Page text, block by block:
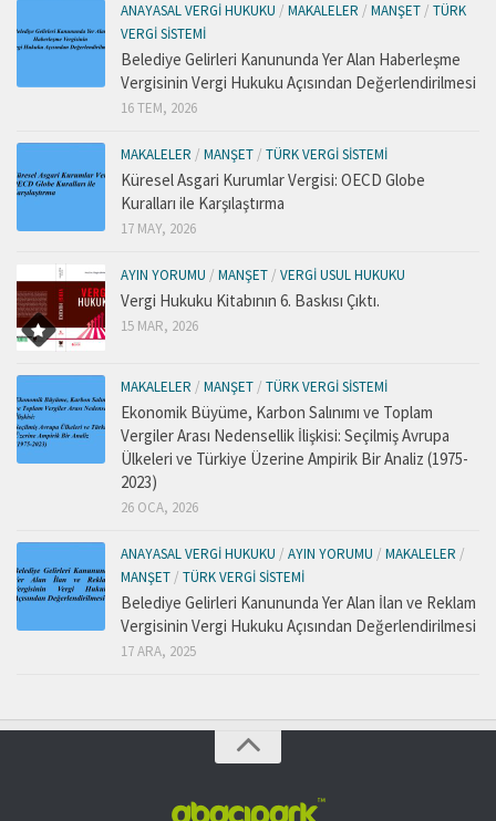
ANAYASAL VERGI HUKUKU / MAKALELER / MANŞET / TÜRK
VERGI SISTEMI
Belediye Gelirleri Kanununda Yer Alan Haberleşme
Vergisinin Vergi Hukuku Açısından Değerlendirilmesi
16 TEM, 2026
MAKALELER / MANŞET / TÜRK VERGI SISTEMI
Küresel Asgari Kurumlar Vergisi: OECD Globe
Kuralları ile Karşılaştırma
17 MAY, 2026
AYIN YORUMU / MANŞET / VERGI USUL HUKUKU
Vergi Hukuku Kitabının 6. Baskısı Çıktı.
15 MAR, 2026
MAKALELER / MANŞET / TÜRK VERGI SISTEMI
Ekonomik Büyüme, Karbon Salınımı ve Toplam
Vergiler Arası Nedensellik İlişkisi: Seçilmiş Avrupa
Ülkeleri ve Türkiye Üzerine Ampirik Bir Analiz (1975-
2023)
26 OCA, 2026
ANAYASAL VERGI HUKUKU / AYIN YORUMU / MAKALELER /
MANŞET / TÜRK VERGI SISTEMI
Belediye Gelirleri Kanununda Yer Alan İlan ve Reklam
Vergisinin Vergi Hukuku Açısından Değerlendirilmesi
17 ARA, 2025